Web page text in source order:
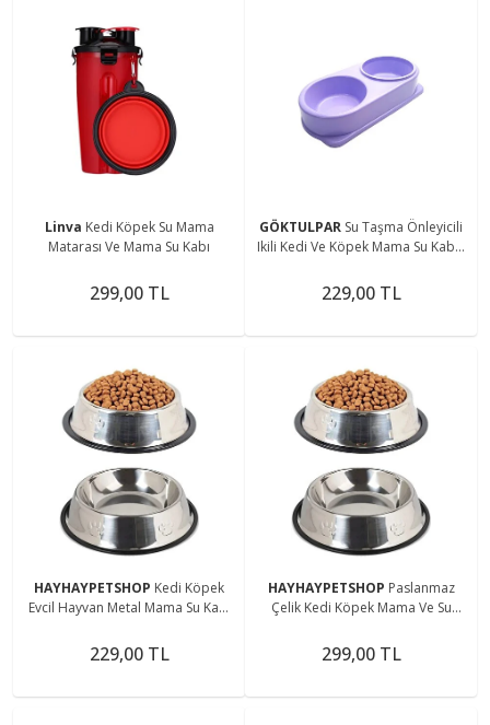
Linva Kedi Köpek Su Mama
Matarası Ve Mama Su Kabı
299,00 TL
GÖKTULPAR Su Taşma Önleyicili
Ikili Kedi Ve Köpek Mama Su Kabı -
229,00 TL
HAYHAYPETSHOP Kedi Köpek
Evcil Hayvan Metal Mama Su Kabı
229,00 TL
HAYHAYPETSHOP Paslanmaz
Çelik Kedi Köpek Mama Ve Su
299,00 TL